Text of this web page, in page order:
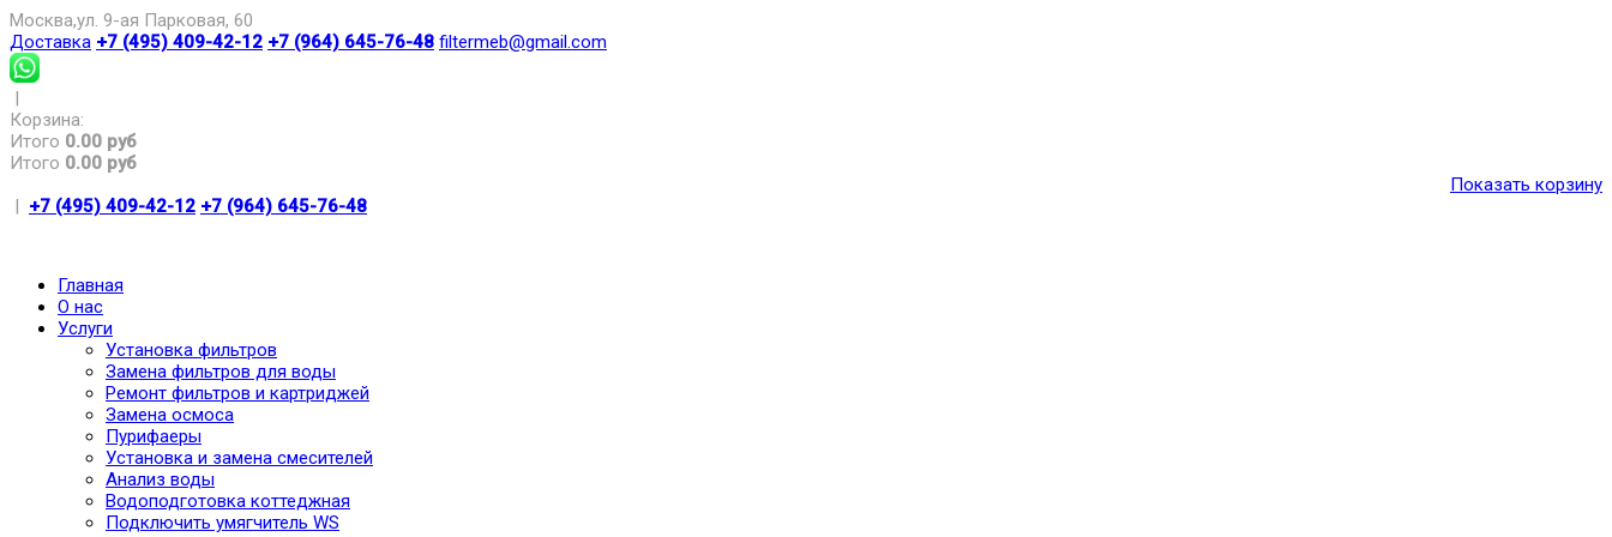
Москва,ул. 9-ая Парковая, 60
Доставка +7 (495) 409-42-12 +7 (964) 645-76-48 filtermeb@gmail.com
|
Корзина:
Итого 0.00 руб
Итого 0.00 руб
Показать корзину
| +7 (495) 409-42-12 +7 (964) 645-76-48
Главная
О нас
Услуги
Установка фильтров
Замена фильтров для воды
Ремонт фильтров и картриджей
Замена осмоса
Пурифаеры
Установка и замена смесителей
Анализ воды
Водоподготовка коттеджная
Подключить умягчитель WS